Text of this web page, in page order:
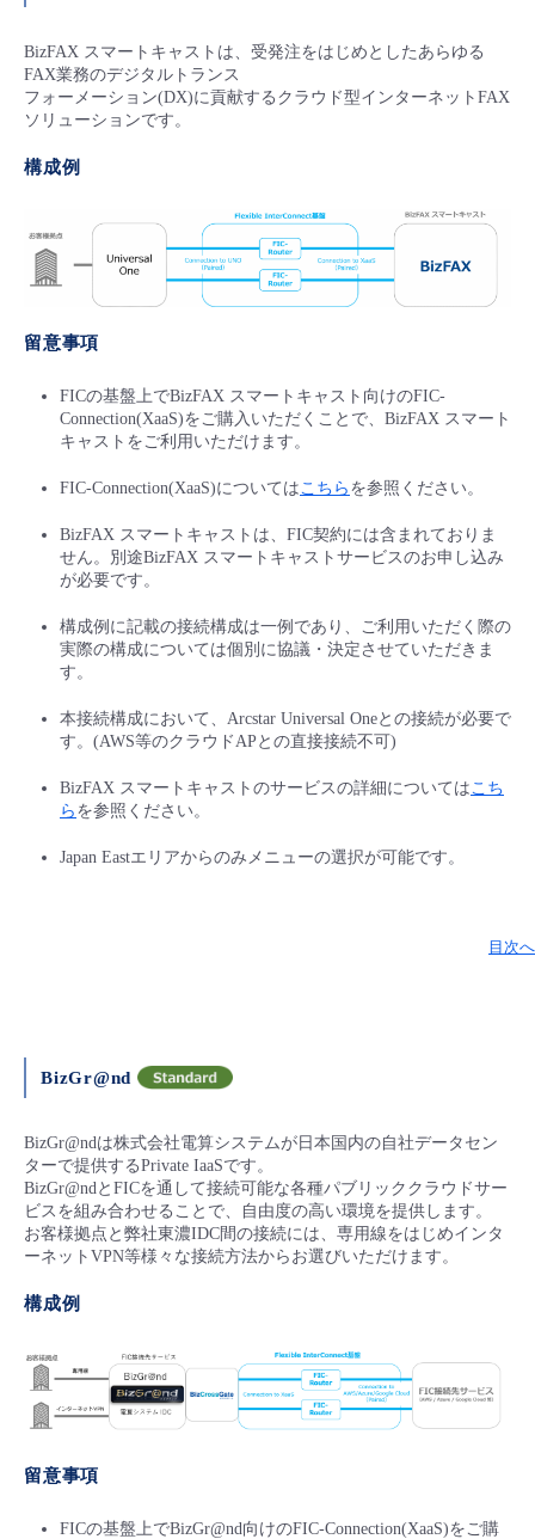
BizFAX スマートキャストは、受発注をはじめとしたあらゆる
FAX業務のデジタルトランス
フォーメーション(DX)に貢献するクラウド型インターネットFAX
ソリューションです。
構成例
留意事項
FICの基盤上でBizFAX スマートキャスト向けのFIC-
Connection(XaaS)をご購入いただくことで、BizFAX スマート
キャストをご利用いただけます。
FIC-Connection(XaaS)についてはこちら を参照ください。
BizFAX スマートキャストは、FIC契約には含まれておりま
せん。別途BizFAX スマートキャストサービスのお申し込み
が必要です。
構成例に記載の接続構成は一例であり、ご利用いただく際の
実際の構成については個別に協議・決定させていただきま
す。
本接続構成において、Arcstar Universal Oneとの接続が必要で
す。(AWS等のクラウドAPとの直接接続不可)
BizFAX スマートキャストのサービスの詳細についてはこち
ら を参照ください。
Japan Eastエリアからのみメニューの選択が可能です。
目次へ
BizGr@nd
BizGr@ndは株式会社電算システムが日本国内の自社データセン
ターで提供するPrivate IaaSです。
BizGr@ndとFICを通して接続可能な各種パブリッククラウドサー
ビスを組み合わせることで、自由度の高い環境を提供します。
お客様拠点と弊社東濃IDC間の接続には、専用線をはじめインタ
ーネットVPN等様々な接続方法からお選びいただけます。
構成例
留意事項
FICの基盤上でBizGr@nd向けのFIC-Connection(XaaS)をご購